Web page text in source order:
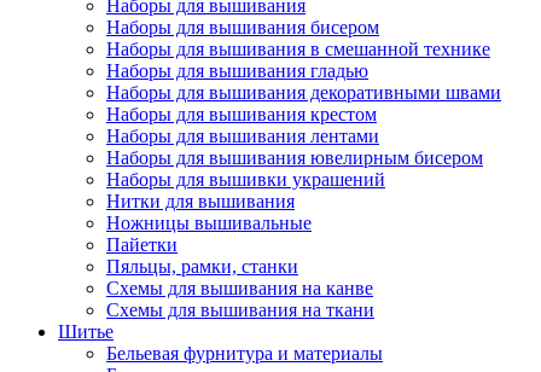
Наборы для вышивания
Наборы для вышивания бисером
Наборы для вышивания в смешанной технике
Наборы для вышивания гладью
Наборы для вышивания декоративными швами
Наборы для вышивания крестом
Наборы для вышивания лентами
Наборы для вышивания ювелирным бисером
Наборы для вышивки украшений
Нитки для вышивания
Ножницы вышивальные
Пайетки
Пяльцы, рамки, станки
Схемы для вышивания на канве
Схемы для вышивания на ткани
Шитье
Бельевая фурнитура и материалы